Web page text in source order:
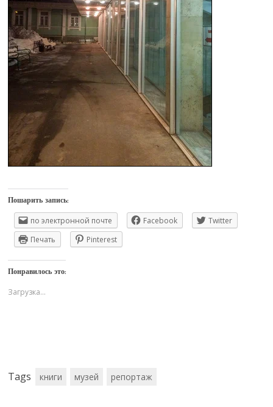
Пошарить запись:
по электронной почте Facebook
Twitter
Печать
Pinterest
Понравилось это:
Загрузка...
Tags книги музей репортаж